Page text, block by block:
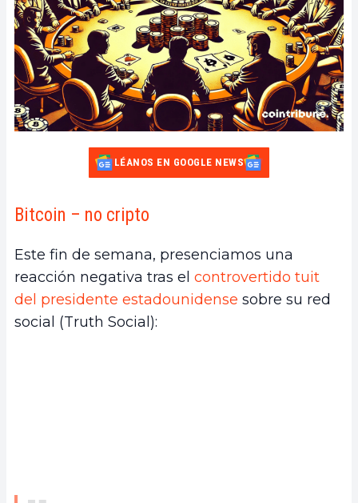
LÉANOS EN GOOGLE NEWS
Bitcoin – no cripto
Este fin de semana, presenciamos una
reacción negativa tras el controvertido tuit
del presidente estadounidense sobre su red
social (Truth Social):